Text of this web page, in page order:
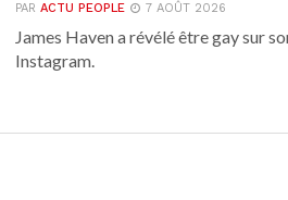
PARACTU PEOPLE 7 AOÛT 2026
James Haven a révélé être gay sur
Instagram.